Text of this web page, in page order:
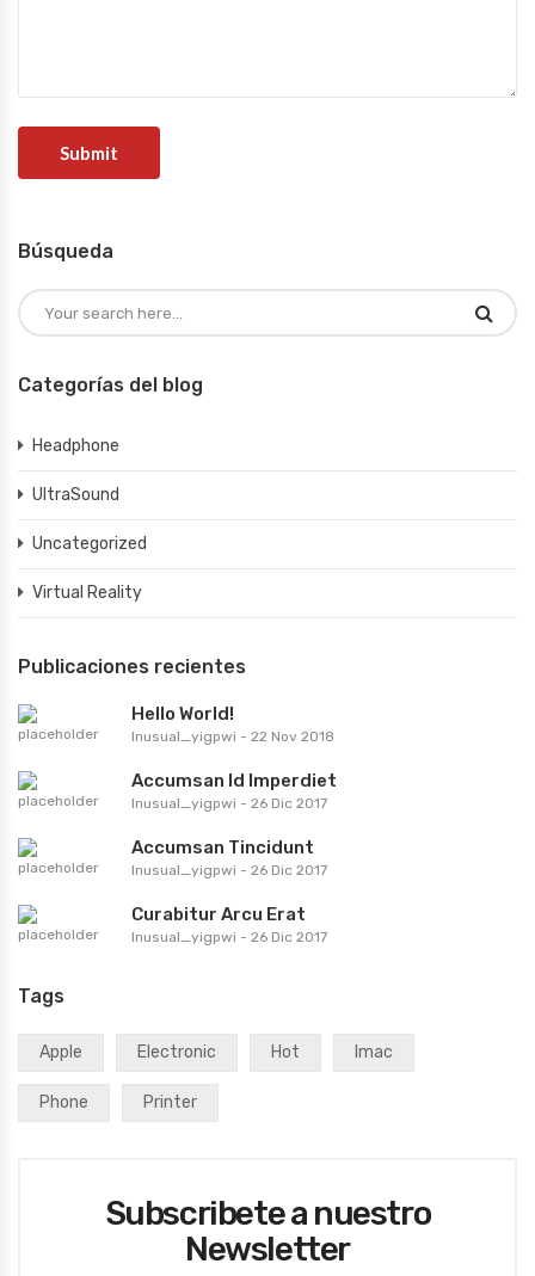
Búsqueda
Categorías del blog
Headphone
UltraSound
Uncategorized
Virtual Reality
Publicaciones recientes
Hello World!
Inusual_yigpwi - 22 Nov 2018
Accumsan Id Imperdiet
Inusual_yigpwi - 26 Dic 2017
Accumsan Tincidunt
Inusual_yigpwi - 26 Dic 2017
Curabitur Arcu Erat
Inusual_yigpwi - 26 Dic 2017
Tags
Apple Electronic Hot Imac
Phone Printer
Subscribete a nuestro
Newsletter